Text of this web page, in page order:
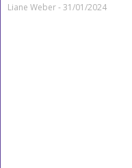
Liane Weber 31/01/2024